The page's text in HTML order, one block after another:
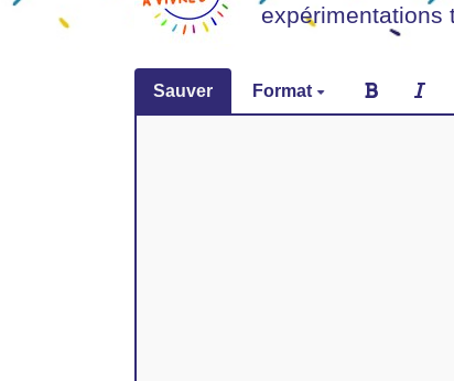
expérimentations
Sauver Format